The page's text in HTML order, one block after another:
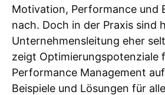
Motivation, Performance und
nach. Doch in der Praxis sind
Unternehmensleitung eher
zeigt Optimierungspotenziale
Performance Management
Beispiele und Lösungen für